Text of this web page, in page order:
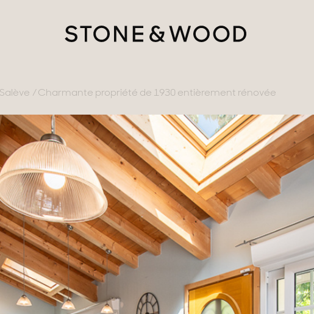
avec vues
Terrains
Charmante propriété de 1930 entièrement rénovée